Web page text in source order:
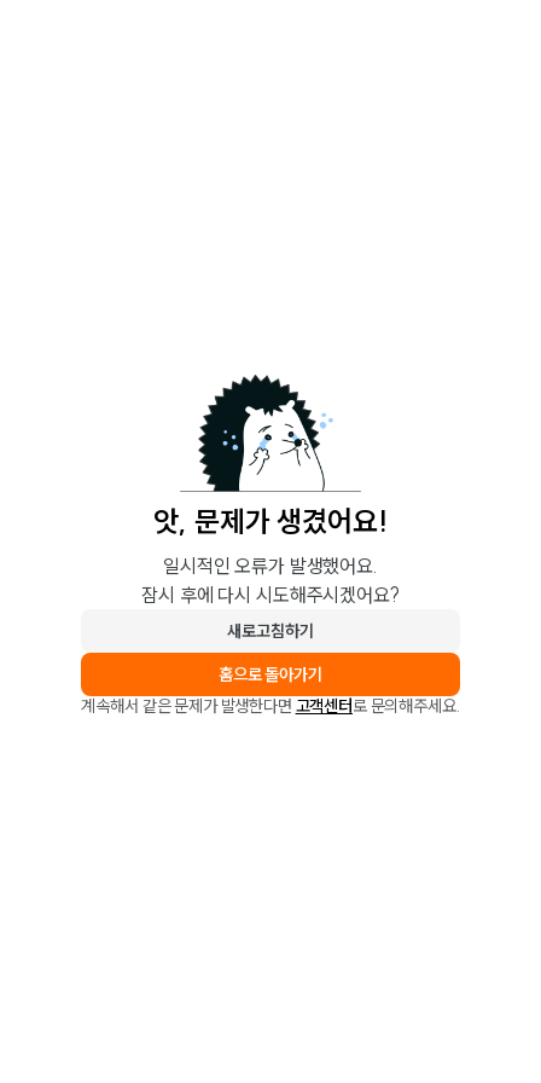
앗, 문제가 생겼어요!
일시적인 오류가 발생했어요.
잠시 후에 다시 시도해주시겠어요?
새로고침하기
홈으로 돌아가기
계속해서 같은 문제가 발생한다면 고객센터로 문의해주세요.